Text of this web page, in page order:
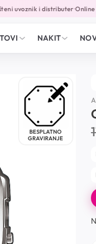
uvoznik i distributer•Online
NAKIT
BESPLATNO
GRAVIRANJE